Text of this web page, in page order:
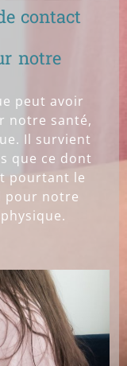
contact
notre
peut avoir
notre santé,
Il survient
que ce dont
pourtant le
pour notre